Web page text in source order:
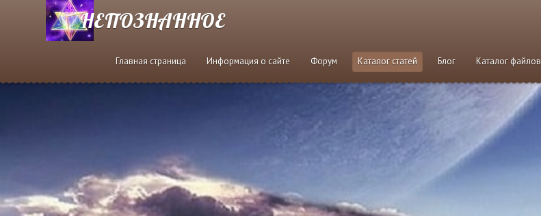
НЕПОЗНАННОЕ
Главная страница Информация о сайте Форум Каталог статей Блог Каталог файлов